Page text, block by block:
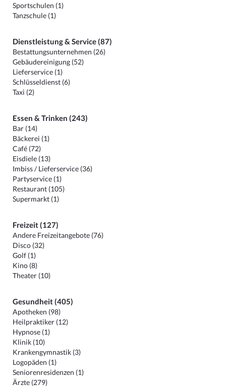
Sportschulen (1)
Tanzschule (1)
Dienstleistung & Service (87)
Bestattungsunternehmen (26)
Gebäudereinigung (52)
Lieferservice (1)
Schlüsseldienst (6)
Taxi (2)
Essen & Trinken (243)
Bar (14)
Bäckerei (1)
Café (72)
Eisdiele (13)
Imbiss / Lieferservice (36)
Partyservice (1)
Restaurant (105)
Supermarkt (1)
Freizeit (127)
Andere Freizeitangebote (76)
Disco (32)
Golf (1)
Kino (8)
Theater (10)
Gesundheit (405)
Apotheken (98)
Heilpraktiker (12)
Hypnose (1)
Klinik (10)
Krankengymnastik (3)
Logopäden (1)
Seniorenresidenzen (1)
Ärzte (279)